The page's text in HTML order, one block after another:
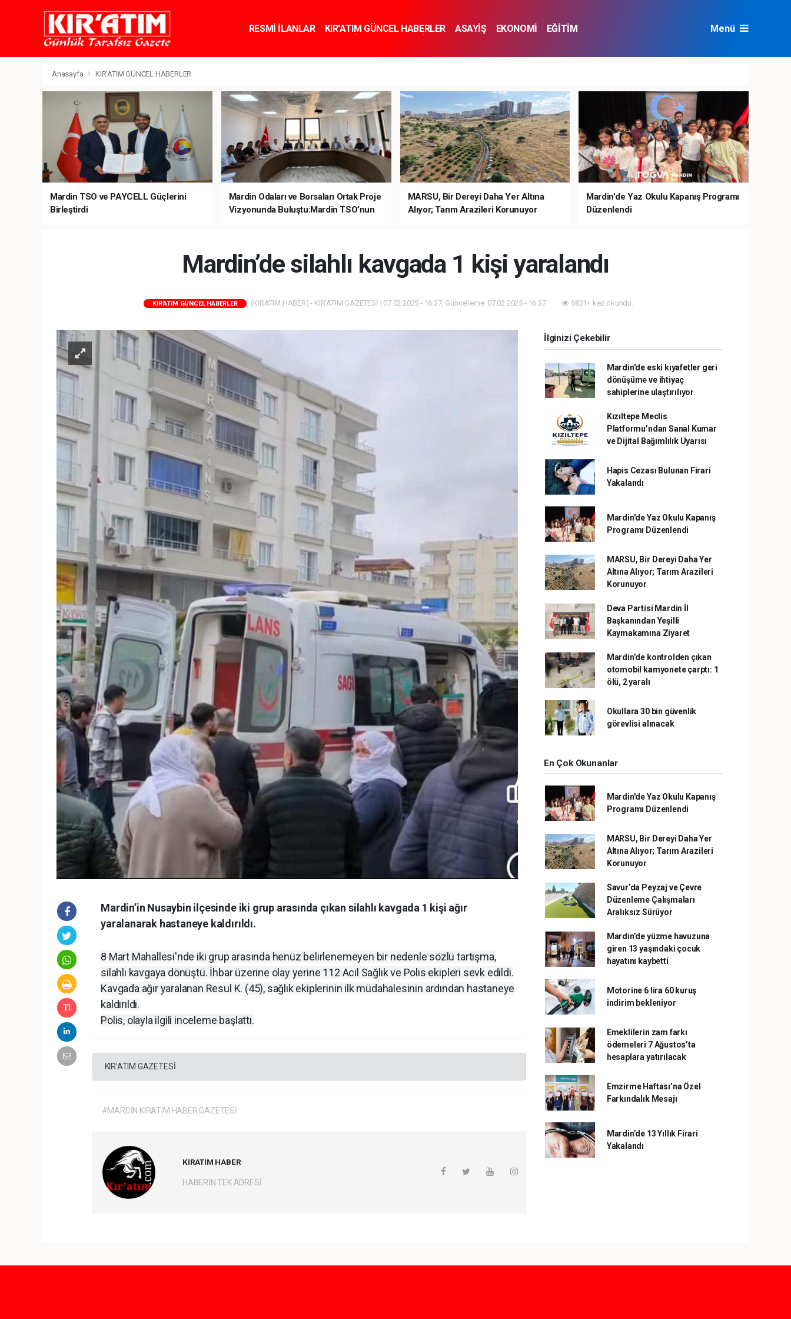
RESMİ İLANLAR KIR'ATIM GÜNCEL HABERLER ASAYİŞ EKONOMİ
EĞİTİM
Menü
Anasayfa KIR'ATIM GÜNCEL HABERLER
Mardin TSO ve PAYCELL Güçlerini
Birleştirdi
Mardin Odaları ve Borsaları Ortak Proje
Vizyonunda Buluştu:Mardin TSO’nun
MARSU, Bir Dereyi Daha Yer Altına
Alıyor; Tarım Arazileri Korunuyor
Mardin'de Yaz Okulu Kapanış Programı
Düzenlendi
Mardin’de silahlı kavgada 1 kişi yaralandı
KIR'ATIM GÜNCEL HABERLER (KIRATIM HABER) - KIR'ATIM GAZETESİ | 07.02.2025 - 16:37, Güncelleme: 07.02.2025 - 16:37 6831+ kez okundu.
Mardin’in Nusaybin ilçesinde iki grup arasında çıkan silahlı kavgada 1 kişi ağır
yaralanarak hastaneye kaldırıldı.
8 Mart Mahallesi'nde iki grup arasında henüz belirlenemeyen bir nedenle sözlü tartışma,
silahlı kavgaya dönüştü. İhbar üzerine olay yerine 112 Acil Sağlık ve Polis ekipleri sevk edildi.
Kavgada ağır yaralanan Resul K. (45), sağlık ekiplerinin ilk müdahalesinin ardından hastaneye
kaldırıldı.
Polis, olayla ilgili inceleme başlattı.
KIR'ATIM GAZETESİ
#MARDİN KIRATIM HABER GAZETESİ
KIRATIM HABER
HABERİN TEK ADRESİ
İlginizi Çekebilir
Mardin'de eski kıyafetler geri
dönüşüme ve ihtiyaç
sahiplerine ulaştırılıyor
Kızıltepe Meclis
Platformu’ndan Sanal Kumar
ve Dijital Bağımlılık Uyarısı
Hapis Cezası Bulunan Firari
Yakalandı
Mardin'de Yaz Okulu Kapanış
Programı Düzenlendi
MARSU, Bir Dereyi Daha Yer
Altına Alıyor; Tarım Arazileri
Korunuyor
Deva Partisi Mardin İl
Başkanından Yeşilli
Kaymakamına Ziyaret
Mardin’de kontrolden çıkan
otomobil kamyonete çarptı: 1
ölü, 2 yaralı
Okullara 30 bin güvenlik
görevlisi alınacak
En Çok Okunanlar
Mardin'de Yaz Okulu Kapanış
Programı Düzenlendi
MARSU, Bir Dereyi Daha Yer
Altına Alıyor; Tarım Arazileri
Korunuyor
Savur’da Peyzaj ve Çevre
Düzenleme Çalışmaları
Aralıksız Sürüyor
Mardin’de yüzme havuzuna
giren 13 yaşındaki çocuk
hayatını kaybetti
Motorine 6 lira 60 kuruş
indirim bekleniyor
Emeklilerin zam farkı
ödemeleri 7 Ağustos’ta
hesaplara yatırılacak
Emzirme Haftası’na Özel
Farkındalık Mesajı
Mardin’de 13 Yıllık Firari
Yakalandı